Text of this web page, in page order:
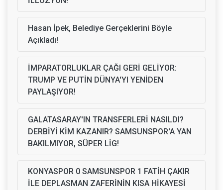
Hasan İpek, Belediye Gerçeklerini Böyle
Açıkladı!
İMPARATORLUKLAR ÇAĞI GERİ GELİYOR:
TRUMP VE PUTİN DÜNYA'YI YENİDEN
PAYLAŞIYOR!
GALATASARAY'IN TRANSFERLERİ NASILDI?
DERBİYİ KİM KAZANIR? SAMSUNSPOR'A YAN
BAKILMIYOR, SÜPER LİG!
KONYASPOR 0 SAMSUNSPOR 1 FATİH ÇAKIR
İLE DEPLASMAN ZAFERİNİN KISA HİKAYESİ